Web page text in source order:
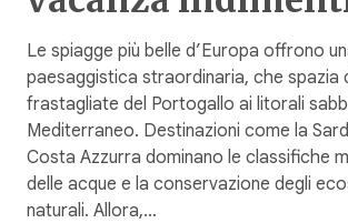
Le spiagge più belle d’Europa offrono
paesaggistica straordinaria, che spazia
frastagliate del Portogallo ai litorali
Mediterraneo. Destinazioni come la
Costa Azzurra dominano le classifiche
delle acque e la conservazione degli
naturali. Allora,…